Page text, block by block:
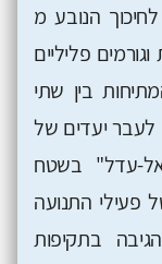
הנובע מ
פליליים
2024 הגיעה המתיחות בין שתי
לעבר יעדים של
עדל" בשטח
פעילי התנועה
בתקיפות